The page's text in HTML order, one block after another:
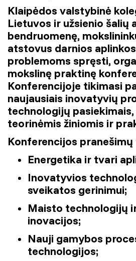
Klaipėdos valstybinė
Lietuvos ir užsienio šalių
bendruomenę,
atstovus darnios
problemoms spręsti,
mokslinę praktinę
Konferencijoje tikimasi
naujausiais inovatyvių
technologijų
teorinėmis žiniomis ir
Konferencijos
Energetika ir tvari
Inovatyvios
sveikatos gerinimui;
Maisto technologijų
inovacijos;
Nauji gamybos
technologijos;